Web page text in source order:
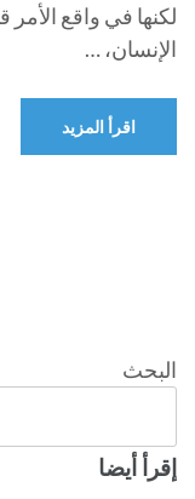
لكنها في واقع
الإنسان، …
اقرأ المزيد
البحث
إقرأ أيضا